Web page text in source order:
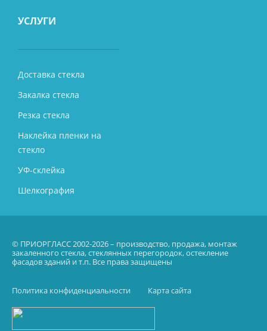
УСЛУГИ
Доставка стекла
Закалка стекла
Резка стекла
Наклейка пленки на
стекло
УФ-склейка
Шелкография
© ПРИОРГЛАСС 2002-2026 – производство, продажа, монтаж
закаленного стекла, стеклянных перегородок, остекление
фасадов зданий и т.п. Все права защищены
Политика конфиденциальности Карта сайта